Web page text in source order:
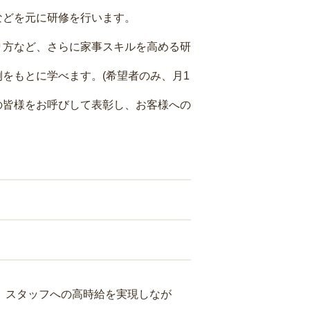
を元に研修を行います。
など、さらに家事スキルを高める研
もとに学べます。(希望者のみ、月1
様をお呼びして表彰し、お客様への
タッフへの高時給を実現しなが